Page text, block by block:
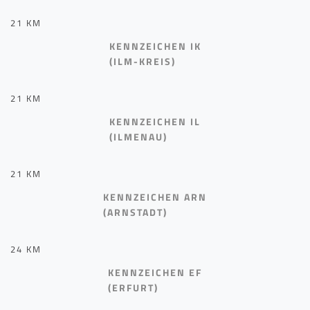
21 KM
KENNZEICHEN IK
(ILM-KREIS)
21 KM
KENNZEICHEN IL
(ILMENAU)
21 KM
KENNZEICHEN ARN
(ARNSTADT)
24 KM
KENNZEICHEN EF
(ERFURT)